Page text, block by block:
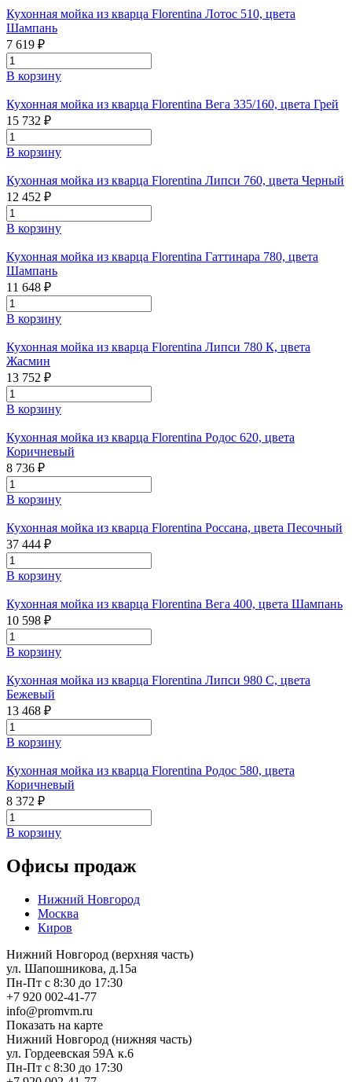
Кухонная мойка из кварца Florentina Лотос 510, цвета
Шампань
7 619 ₽
В корзину
Кухонная мойка из кварца Florentina Вега 335/160, цвета Грей
15 732 ₽
В корзину
Кухонная мойка из кварца Florentina Липси 760, цвета Черный
12 452 ₽
В корзину
Кухонная мойка из кварца Florentina Гаттинара 780, цвета
Шампань
11 648 ₽
В корзину
Кухонная мойка из кварца Florentina Липси 780 К, цвета
Жасмин
13 752 ₽
В корзину
Кухонная мойка из кварца Florentina Родос 620, цвета
Коричневый
8 736 ₽
В корзину
Кухонная мойка из кварца Florentina Россана, цвета Песочный
37 444 ₽
В корзину
Кухонная мойка из кварца Florentina Вега 400, цвета Шампань
10 598 ₽
В корзину
Кухонная мойка из кварца Florentina Липси 980 С, цвета
Бежевый
13 468 ₽
В корзину
Кухонная мойка из кварца Florentina Родос 580, цвета
Коричневый
8 372 ₽
В корзину
Офисы продаж
Нижний Новгород
Москва
Киров
Нижний Новгород (верхняя часть)
ул. Шапошникова, д.15а
Пн-Пт с 8:30 до 17:30
+7 920 002-41-77
info@promvm.ru
Показать на карте
Нижний Новгород (нижняя часть)
ул. Гордеевская 59А к.6
Пн-Пт с 8:30 до 17:30